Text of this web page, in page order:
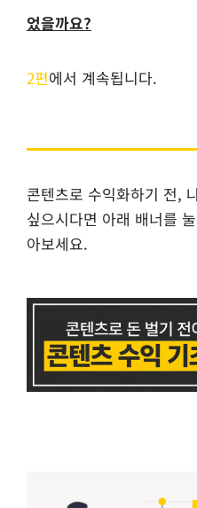
었을까요?
2편에서 계속됩니다.
콘텐츠로 수익화하기 전,
싶으시다면 아래 배너를
아보세요.